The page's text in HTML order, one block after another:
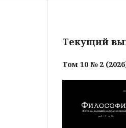
Текущий
Том 10 № 2